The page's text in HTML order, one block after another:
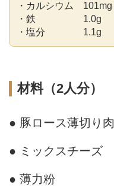
・カルシウム 101mg
・鉄 1.0g
・塩分 1.1g
材料（2人分）
● 豚ロース薄切り肉
● ミックスチーズ
● 薄力粉